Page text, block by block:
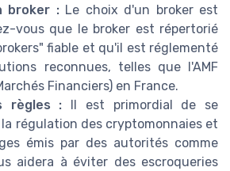
broker :Le choix d'un broker est
vous que le broker est répertorié
fiable et qu'il est réglementé
reconnues, telles que l'AMF
Financiers) en France.
règles : Il est primordial de se
régulation des cryptomonnaies et
émis par des autorités comme
aidera à éviter des escroqueries